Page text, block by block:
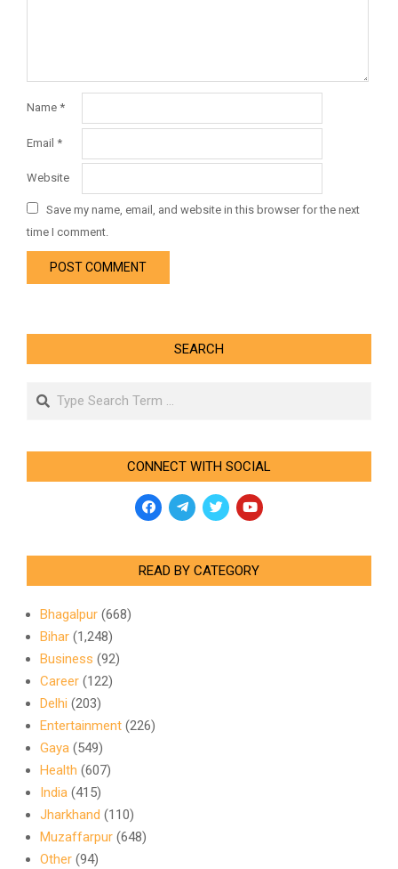
Name *
Email *
Website
Save my name, email, and website in this browser for the next
time I comment.
SEARCH
Search
CONNECT WITH SOCIAL
READ BY CATEGORY
Bhagalpur (668)
Bihar (1,248)
Business (92)
Career (122)
Delhi (203)
Entertainment (226)
Gaya (549)
Health (607)
India (415)
Jharkhand (110)
Muzaffarpur (648)
Other (94)